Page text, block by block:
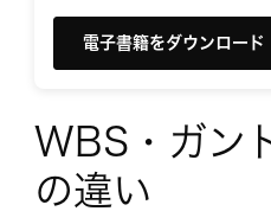
電子書籍をダウンロード
WBS・ガン
の違い